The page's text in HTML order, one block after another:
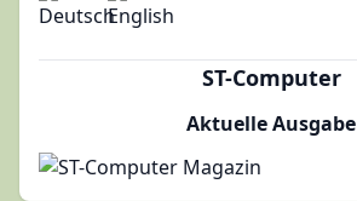
ST-Computer
Aktuelle Ausgabe